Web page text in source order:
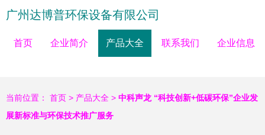
广州达博普环保设备有限公司
首页 企业简介 产品大全 联系我们 企业信息
当前位置： 首页 > 产品大全 > 中科声龙 “科技创新+低碳环保”企业发
展新标准与环保技术推广服务